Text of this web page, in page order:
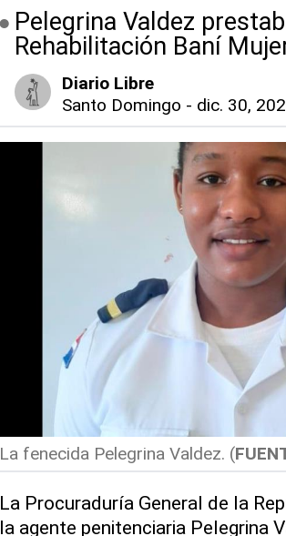
Pelegrina Valdez
Rehabilitación Baní
Diario Libre
Santo Domingo - dic. 30,
La fenecida Pelegrina Valdez. (
La Procuraduría General de la
la agente penitenciaria Pelegrina